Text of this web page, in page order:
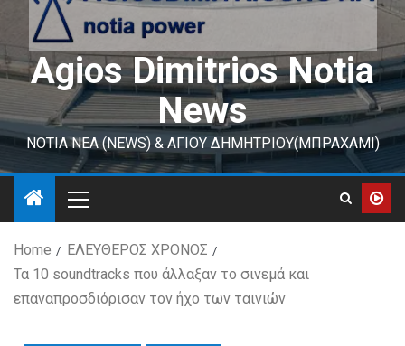
Agios Dimitrios Notia
News
ΝΟΤΙΑ ΝΕΑ (NEWS) & ΑΓΙΟΥ ΔΗΜΗΤΡΙΟΥ(ΜΠΡΑΧΑΜΙ)
Home
ΕΛΕΥΘΕΡΟΣ ΧΡΟΝΟΣ
Τα 10 soundtracks που άλλαξαν το σινεμά και
επαναπροσδιόρισαν τον ήχο των ταινιών